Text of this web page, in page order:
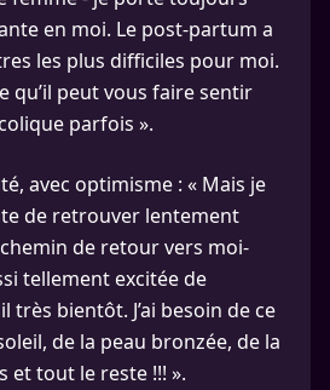
en moi. Le post-partum a
les plus difficiles pour moi.
qu’il peut vous faire sentir
parfois ».
avec optimisme : « Mais je
de retrouver lentement
de retour vers moi-
tellement excitée de
très bientôt. J’ai besoin de ce
de la peau bronzée, de la
et tout le reste !!! ».